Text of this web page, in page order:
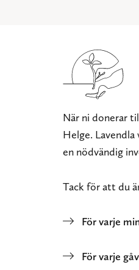
När ni donerar
Helge.
en nödvändig
Tack för att du
För varje
För varje